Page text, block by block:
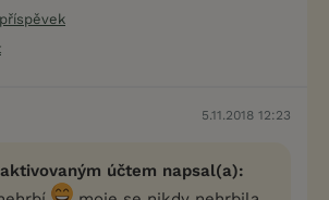
5.11.2018 12:23
účtem napsal(a):